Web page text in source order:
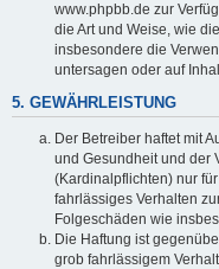
www.phpbb.de zur
die Art und Weise, wie
insbesondere die
untersagen oder auf
5. GEWÄHRLEISTUNG
Der Betreiber haftet mit
und Gesundheit und der
(Kardinalpflichten) nur
fahrlässiges Verhalten
Folgeschäden wie
Die Haftung ist
grob fahrlässigem